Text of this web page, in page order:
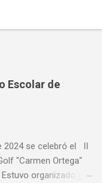
Escolar de
2024 se celebró el II
"Carmen Ortega"
Estuvo organizado por